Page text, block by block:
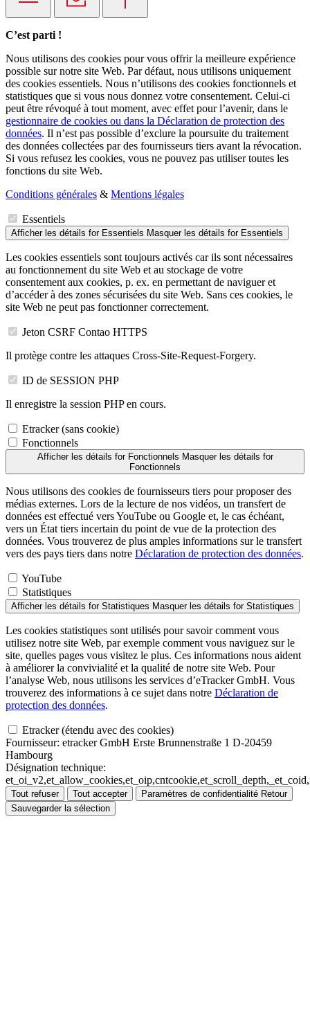
C’est parti !
Nous utilisons des cookies pour vous offrir la meilleure expérience
possible sur notre site Web. Par défaut, nous utilisons uniquement
des cookies essentiels. Nous n’utilisons des cookies fonctionnels et
statistiques que si vous nous donnez votre consentement. Celui-ci
peut être révoqué à tout moment, avec effet pour l’avenir, dans le
gestionnaire de cookies ou dans la Déclaration de protection des
données. Il n’est pas possible d’exclure la poursuite du traitement
des données collectées par des fournisseurs tiers avant la révocation.
Si vous refusez les cookies, vous ne pouvez pas utiliser toutes les
fonctions du site Web.
Conditions générales & Mentions légales
Essentiels
Afficher les détails for Essentiels Masquer les détails for Essentiels
Les cookies essentiels sont toujours activés car ils sont nécessaires
au fonctionnement du site Web et au stockage de votre
consentement aux cookies, p. ex. en permettant de naviguer et
d’accéder à des zones sécurisées du site Web. Sans ces cookies, le
site Web ne peut pas fonctionner correctement.
Jeton CSRF Contao HTTPS
Il protège contre les attaques Cross-Site-Request-Forgery.
ID de SESSION PHP
Il enregistre la session PHP en cours.
Etracker (sans cookie)
Fonctionnels
Afficher les détails for Fonctionnels Masquer les détails for
Fonctionnels
Nous utilisons des cookies de fournisseurs tiers pour proposer des
médias externes. Lors de la lecture de nos vidéos, un transfert de
données est effectué vers YouTube ou Google et, le cas échéant,
vers un État tiers incertain du point de vue de la protection des
données. Vous trouverez de plus amples informations sur le transfert
vers des pays tiers dans notre Déclaration de protection des données.
YouTube
Statistiques
Afficher les détails for Statistiques Masquer les détails for Statistiques
Les cookies statistiques sont utilisés pour savoir comment vous
utilisez notre site Web, par exemple comment vous naviguez sur le
site, quelles pages vous visitez le plus. Ces informations nous aident
à améliorer la convivialité et la qualité de notre site Web. Pour
l’analyse Web, nous utilisons les services d’eTracker GmbH. Vous
trouverez des informations à ce sujet dans notre Déclaration de
protection des données.
Etracker (étendu avec des cookies)
Fournisseur: etracker GmbH Erste Brunnenstraße 1 D-20459
Hambourg
Désignation technique:
Tout refuser Tout accepter Paramètres de confidentialité Retour
Sauvegarder la sélection